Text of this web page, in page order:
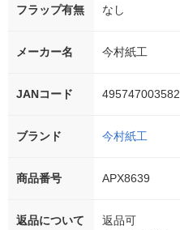
フラップ有無 なし
メーカー名 今村紙工
JANコード
ブランド 今村紙工
商品番号 APX8639
返品について
返品可